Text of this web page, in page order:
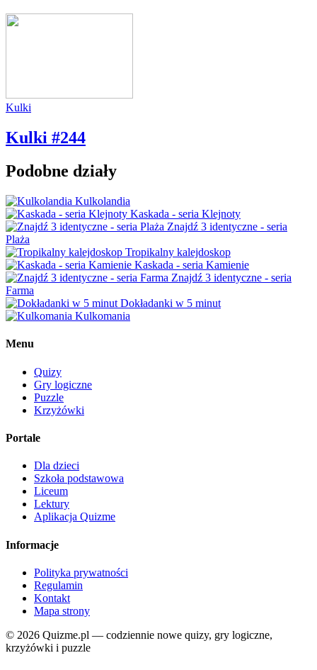
Kulki
Kulki #244
Podobne działy
Kulkolandia
Kaskada - seria Klejnoty
Znajdź 3 identyczne - seria
Plaża
Tropikalny kalejdoskop
Kaskada - seria Kamienie
Znajdź 3 identyczne - seria
Farma
Dokładanki w 5 minut
Kulkomania
Menu
Quizy
Gry logiczne
Puzzle
Krzyżówki
Portale
Dla dzieci
Szkoła podstawowa
Liceum
Lektury
Aplikacja Quizme
Informacje
Polityka prywatności
Regulamin
Kontakt
Mapa strony
© 2026 Quizme.pl — codziennie nowe quizy, gry logiczne,
krzyżówki i puzzle